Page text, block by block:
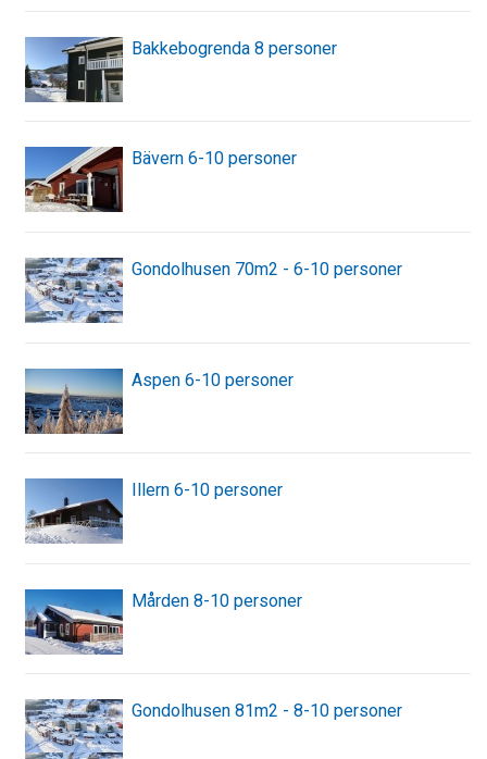
Bakkebogrenda 8 personer
Bävern 6-10 personer
Gondolhusen 70m2 - 6-10 personer
Aspen 6-10 personer
Illern 6-10 personer
Mården 8-10 personer
Gondolhusen 81m2 - 8-10 personer